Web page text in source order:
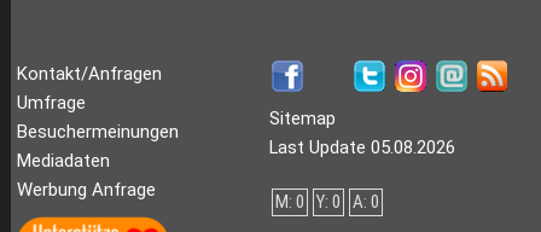
Kontakt/Anfragen
Umfrage
Besuchermeinungen
Mediadaten
Werbung Anfrage
Sitemap
Last Update 05.08.2026
M: 0 Y: 0 A: 0